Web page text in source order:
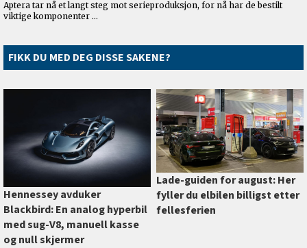
FIKK DU MED DEG DISSE SAKENE?
Hennessey avduker
Blackbird: En analog hyperbil
med sug-V8, manuell kasse
og null skjermer
Lade-guiden for august: Her
fyller du elbilen billigst etter
fellesferien